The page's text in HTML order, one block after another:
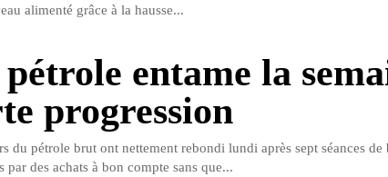
alimenté grâce à la hausse...
entame la
progression
du pétrole brut ont nettement rebondi lundi après sept séances de
par des achats à bon compte sans que...